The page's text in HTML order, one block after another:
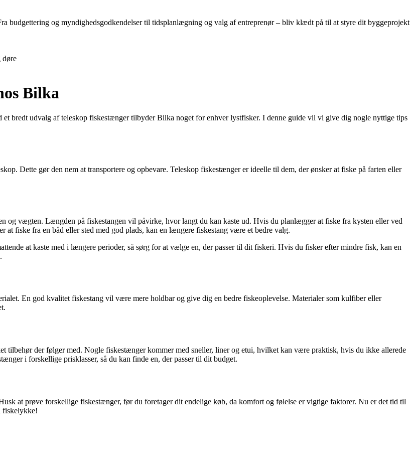
budgettering og myndighedsgodkendelser til tidsplanlægning og valg af entreprenør – bliv klædt på til at styre dit byggeprojekt
døre
Bilka
bredt udvalg af teleskop fiskestænger tilbyder Bilka noget for enhver lystfisker. I denne guide vil vi give dig nogle nyttige tips
Dette gør den nem at transportere og opbevare. Teleskop fiskestænger er ideelle til dem, der ønsker at fiske på farten eller
og vægten. Længden på fiskestangen vil påvirke, hvor langt du kan kaste ud. Hvis du planlægger at fiske fra kysten eller ved
fiske fra en båd eller sted med god plads, kan en længere fiskestang være et bedre valg.
at kaste med i længere perioder, så sørg for at vælge en, der passer til dit fiskeri. Hvis du fisker efter mindre fisk, kan en
En god kvalitet fiskestang vil være mere holdbar og give dig en bedre fiskeoplevelse. Materialer som kulfiber eller
der følger med. Nogle fiskestænger kommer med sneller, liner og etui, hvilket kan være praktisk, hvis du ikke allerede
i forskellige prisklasser, så du kan finde en, der passer til dit budget.
at prøve forskellige fiskestænger, før du foretager dit endelige køb, da komfort og følelse er vigtige faktorer. Nu er det tid til
fiskelykke!